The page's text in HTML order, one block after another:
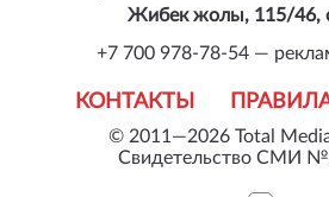
© 2011—2026 Total
Свидетельство СМИ
КОНТАКТЫ
Жибек жолы, 115/46,
+7 700 978-78-54 —